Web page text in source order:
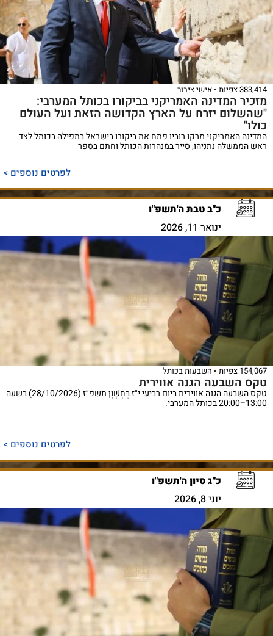
383,414 צפיות אישי ציבור
מזכיר המדינה האמריקני בביקורו בכותל המערבי:
"שהשלום יזרח על הארץ הקדושה הזאת ועל העולם
כולו"
המדינה האמריקני מרקו רוביו פתח את ביקורו בישראל בתפילה בכותל לצד
ראש הממשלה נתניהו, סייר במנהרות הכותל וחתם בספר
לפרטים נוספים >
כ"ב טבת ה'תשפ"ו
ינואר 11, 2026
154,067 צפיות השבעות בכותל
טקס השבעה הגנה אווירית
טקס השבעה הגנה אווירית ביום רביעי י״ז בְּחֶשְׁוָן תשפ״ז (28/10/2026) בשעה
13:00–20:00 בכותל המערבי.
לפרטים נוספים >
כ"ג סיון ה'תשפ"ו
יוני 8, 2026